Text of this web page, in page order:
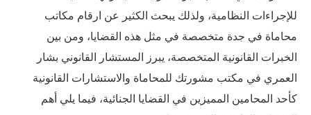
للإجراءات النظامية، ولذلك يبحث الكثير عن ارقام مكاتب
محاماة في جدة متخصصة في مثل هذه القضايا، ومن بين
الخبرات القانونية المتخصصة، يبرز المستشار القانوني بشار
العمري في مكتب مشورتك للمحاماة والاستشارات القانونية
كأحد المحامين المميزين في القضايا الجنائية، فيما يلي أهم